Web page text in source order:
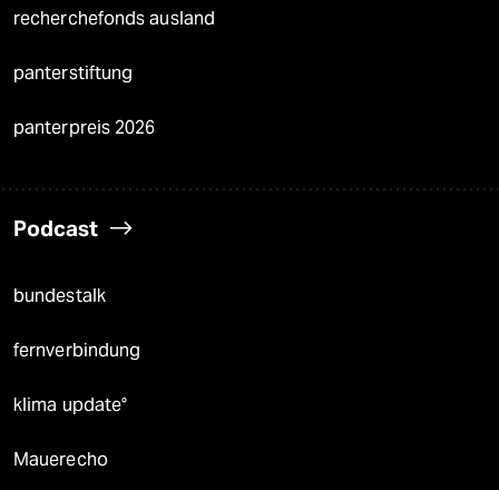
recherchefonds ausland
panterstiftung
panterpreis 2026
Podcast
bundestalk
fernverbindung
klima update°
Mauerecho